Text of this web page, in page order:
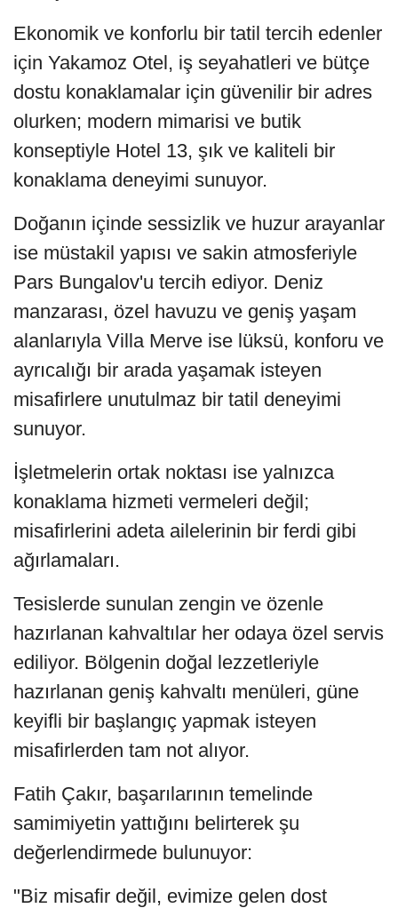
Ekonomik ve konforlu bir tatil tercih edenler
için Yakamoz Otel, iş seyahatleri ve bütçe
dostu konaklamalar için güvenilir bir adres
olurken; modern mimarisi ve butik
konseptiyle Hotel 13, şık ve kaliteli bir
konaklama deneyimi sunuyor.
Doğanın içinde sessizlik ve huzur arayanlar
ise müstakil yapısı ve sakin atmosferiyle
Pars Bungalov'u tercih ediyor. Deniz
manzarası, özel havuzu ve geniş yaşam
alanlarıyla Villa Merve ise lüksü, konforu ve
ayrıcalığı bir arada yaşamak isteyen
misafirlere unutulmaz bir tatil deneyimi
sunuyor.
İşletmelerin ortak noktası ise yalnızca
konaklama hizmeti vermeleri değil;
misafirlerini adeta ailelerinin bir ferdi gibi
ağırlamaları.
Tesislerde sunulan zengin ve özenle
hazırlanan kahvaltılar her odaya özel servis
ediliyor. Bölgenin doğal lezzetleriyle
hazırlanan geniş kahvaltı menüleri, güne
keyifli bir başlangıç yapmak isteyen
misafirlerden tam not alıyor.
Fatih Çakır, başarılarının temelinde
samimiyetin yattığını belirterek şu
değerlendirmede bulunuyor:
"Biz misafir değil, evimize gelen dost